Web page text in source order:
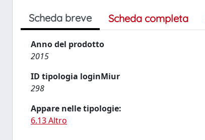
Scheda breve Scheda completa
Anno del prodotto
2015
ID tipologia loginMiur
298
Appare nelle tipologie:
6.13 Altro